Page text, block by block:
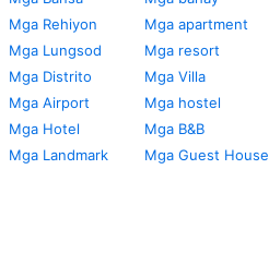
Mga Rehiyon
Mga Lungsod
Mga Distrito
Mga Airport
Mga Hotel
Mga Landmark
Mga apartment
Mga resort
Mga Villa
Mga hostel
Mga B&B
Mga Guest House